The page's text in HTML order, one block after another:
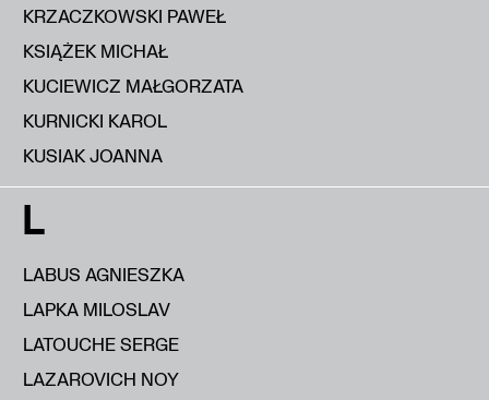
KRZACZKOWSKI PAWEŁ
KSIĄŻEK MICHAŁ
KUCIEWICZ MAŁGORZATA
KURNICKI KAROL
KUSIAK JOANNA
L
LABUS AGNIESZKA
LAPKA MILOSLAV
LATOUCHE SERGE
LAZAROVICH NOY